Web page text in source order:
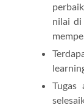
nilai di